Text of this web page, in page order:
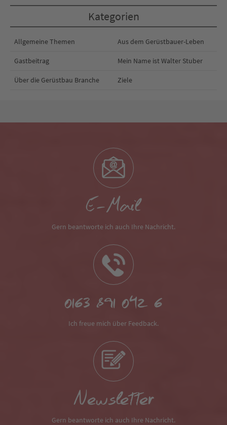
Kategorien
Allgemeine Themen Aus dem Gerüstbauer-Leben
Gastbeitrag Mein Name ist Walter Stuber
Über die Gerüstbau Branche Ziele
E-Mail
Gern beantworte ich auch Ihre Nachricht.
0163 891 042 6
Ich freue mich über Feedback.
Newsletter
Gern beantworte ich auch Ihre Nachricht.